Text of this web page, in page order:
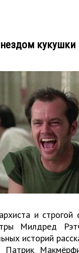
кукушки
и
Милдред
историй
Патрик